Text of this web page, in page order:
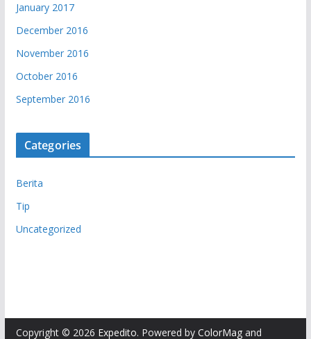
January 2017
December 2016
November 2016
October 2016
September 2016
Categories
Berita
Tip
Uncategorized
Copyright © 2026 Expedito. Powered by ColorMagand